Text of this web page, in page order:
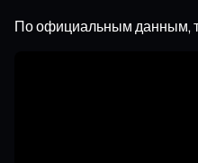
По официальным данным,